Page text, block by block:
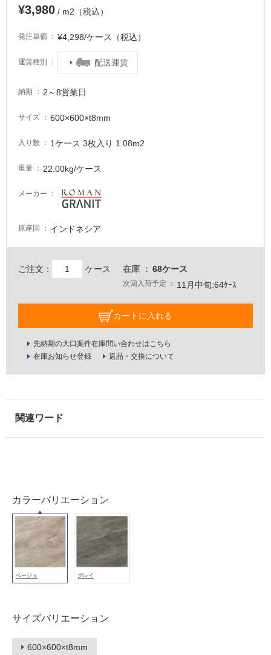
¥3,980 / m2（税込）
発注単価 ¥4,298/ケース（税込）
運賃種別 配送運賃
納期 2～8営業日
サイズ 600×600×t8mm
入り数 1ケース 3枚入り 1.08m2
重量 22.00kg/ケース
メーカー
原産国 インドネシア
ご注文： ケース 在庫 68ケース
次回入荷予定 11月中旬:64ｹｰｽ
カートに入れる
先納期の大口案件在庫問い合わせはこちら
在庫お知らせ登録
返品・交換について
カラーバリエーション
ベージュ グレイ
サイズバリエーション
600×600×t8mm
し
が
意
し
い
な
い
内
屋
用
能
(寒
冷
地
以
外)
不